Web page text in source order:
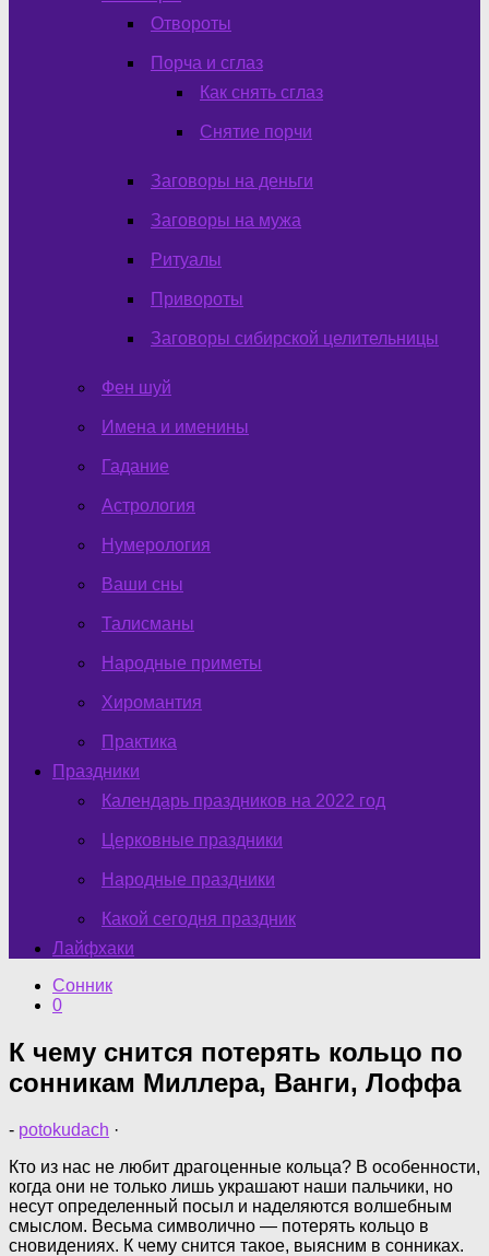
Отвороты
Порча и сглаз
Как снять сглаз
Снятие порчи
Заговоры на деньги
Заговоры на мужа
Ритуалы
Привороты
Заговоры сибирской целительницы
Фен шуй
Имена и именины
Гадание
Астрология
Нумерология
Ваши сны
Талисманы
Народные приметы
Хиромантия
Практика
Праздники
Календарь праздников на 2022 год
Церковные праздники
Народные праздники
Какой сегодня праздник
Лайфхаки
Сонник
0
К чему снится потерять кольцо по
сонникам Миллера, Ванги, Лоффа
- potokudach ·
Кто из нас не любит драгоценные кольца? В особенности,
когда они не только лишь украшают наши пальчики, но
несут определенный посыл и наделяются волшебным
смыслом. Весьма символично — потерять кольцо в
сновидениях. К чему снится такое, выясним в сонниках.